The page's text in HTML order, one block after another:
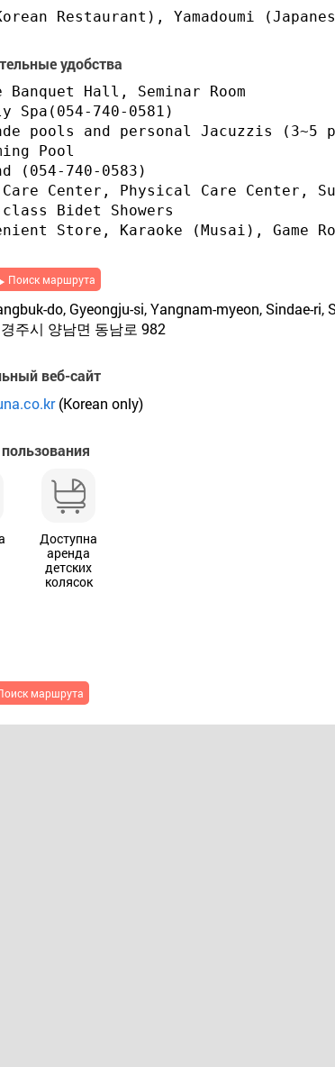
удобства
Banquet Hall, Seminar Room
Spa(054-740-0581)
pools and personal Jacuzzis (3~5
Pool
(054-740-0583)
Center, Physical Care Center,
Bidet Showers
Поиск маршрута
do, Gyeongju-si, Yangnam-myeon, Sindae-ri,
주시 양남면 동남로 982
веб-сайт
(Korean only)
Доступна
аренда
детских
колясок
маршрута